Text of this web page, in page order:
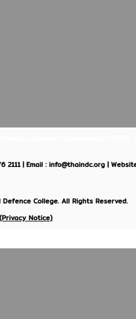
2111 | Email : info@thaindc.org |
College. All Rights Reserved.
(Privacy Notice)